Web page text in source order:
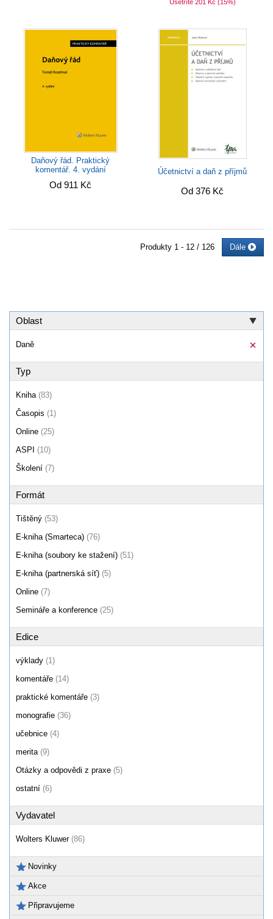
Ušetříte 201 Kč (15%)
Daňový řád. Praktický
komentář. 4. vydání
Od 911 Kč
Účetnictví a daň z příjmů
Od 376 Kč
Produkty 1 - 12 / 126 Dále
Oblast
Daně
Typ
Kniha (83)
Časopis (1)
Online (25)
ASPI (10)
Školení (7)
Formát
Tištěný (53)
E-kniha (Smarteca) (76)
E-kniha (soubory ke stažení) (51)
E-kniha (partnerská síť) (5)
Online (7)
Semináře a konference (25)
Edice
výklady (1)
komentáře (14)
praktické komentáře (3)
monografie (36)
učebnice (4)
merita (9)
Otázky a odpovědi z praxe (5)
ostatní (6)
Vydavatel
Wolters Kluwer (86)
Novinky
Akce
Připravujeme